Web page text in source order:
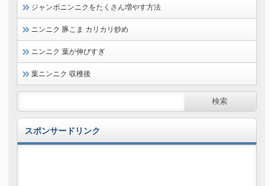
ジャンボニンニクをたくさん増やす方法
ニンニク 豚こま カリカリ炒め
ニンニク 葉が伸びすぎ
葉ニンニク 収穫後
スポンサードリンク